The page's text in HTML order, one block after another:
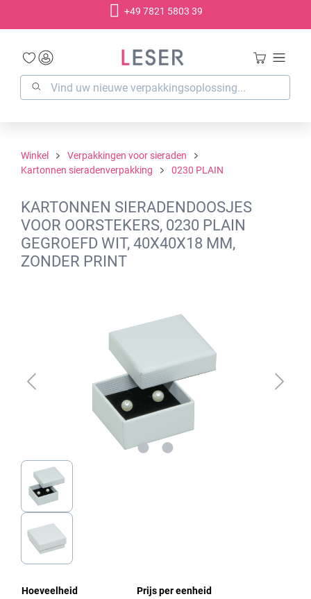
+49 7821 5803 39
Winkel
Verpakkingen voor sieraden
Kartonnen sieradenverpakking
0230 PLAIN
KARTONNEN SIERADENDOOSJES
VOOR OORSTEKERS, 0230 PLAIN
GEGROEFD WIT, 40X40X18 MM,
ZONDER PRINT
Hoeveelheid Prijs per eenheid